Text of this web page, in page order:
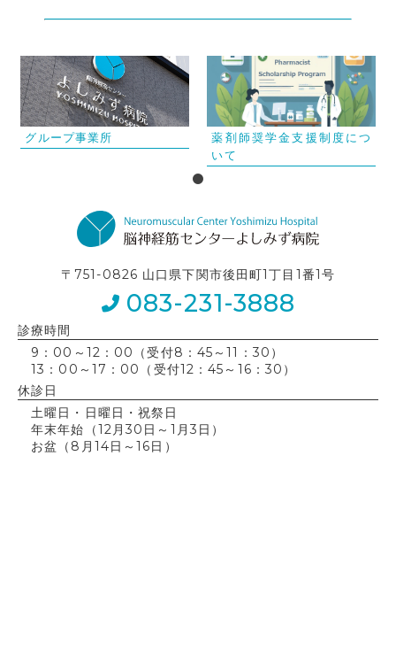
グループ事業所
薬剤師奨学金支援制度につ
いて
〒751-0826 山口県下関市後田町1丁目1番1号
083-231-3888
診療時間
9：00～12：00（受付8：45～11：30）
13：00～17：00（受付12：45～16：30）
休診日
土曜日・日曜日・祝祭日
年末年始（12月30日～1月3日）
お盆（8月14日～16日）